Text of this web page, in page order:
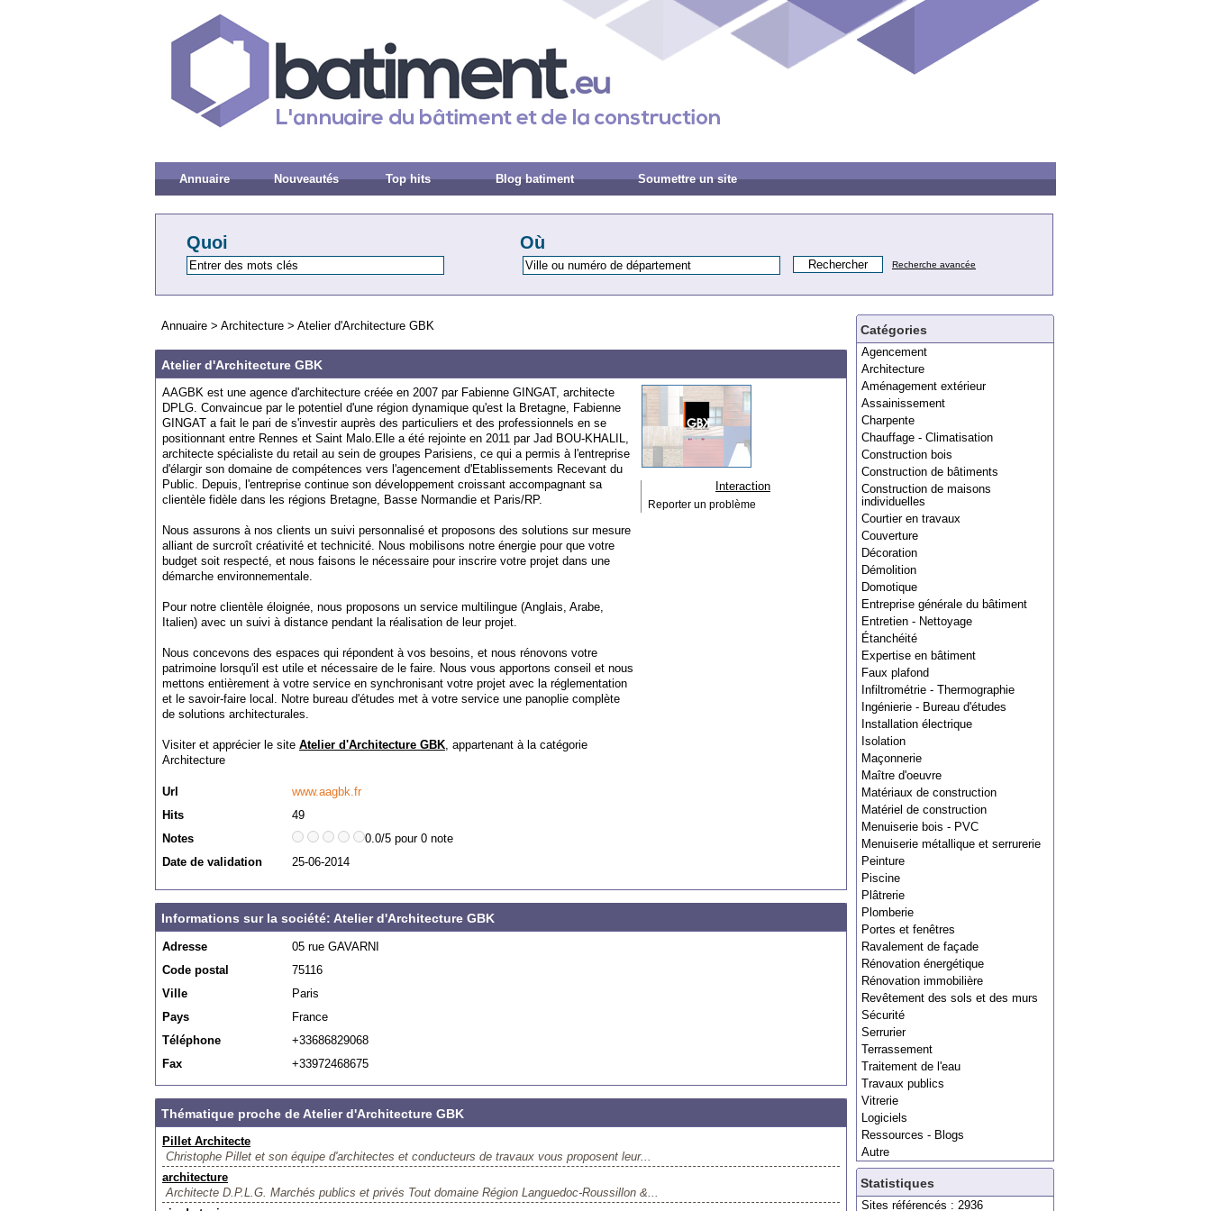
Annuaire Nouveautés Top hits Blog batiment Soumettre un site
Quoi Où
Recherche avancée
Catégories
Agencement
Architecture
Aménagement extérieur
Assainissement
Charpente
Chauffage - Climatisation
Construction bois
Construction de bâtiments
Construction de maisons
individuelles
Courtier en travaux
Couverture
Décoration
Démolition
Domotique
Entreprise générale du bâtiment
Entretien - Nettoyage
Étanchéité
Expertise en bâtiment
Faux plafond
Infiltrométrie - Thermographie
Ingénierie - Bureau d'études
Installation électrique
Isolation
Maçonnerie
Maître d'oeuvre
Matériaux de construction
Matériel de construction
Menuiserie bois - PVC
Menuiserie métallique et serrurerie
Peinture
Piscine
Plâtrerie
Plomberie
Portes et fenêtres
Ravalement de façade
Rénovation énergétique
Rénovation immobilière
Revêtement des sols et des murs
Sécurité
Serrurier
Terrassement
Traitement de l'eau
Travaux publics
Vitrerie
Logiciels
Ressources - Blogs
Autre
Statistiques
Sites référencés : 2936
Annuaire > Architecture > Atelier d'Architecture GBK
Atelier d'Architecture GBK
AAGBK est une agence d'architecture créée en 2007 par Fabienne GINGAT, architecte
DPLG. Convaincue par le potentiel d'une région dynamique qu'est la Bretagne, Fabienne
GINGAT a fait le pari de s'investir auprès des particuliers et des professionnels en se
positionnant entre Rennes et Saint Malo.Elle a été rejointe en 2011 par Jad BOU-KHALIL,
architecte spécialiste du retail au sein de groupes Parisiens, ce qui a permis à l'entreprise
d'élargir son domaine de compétences vers l'agencement d'Etablissements Recevant du
Public. Depuis, l'entreprise continue son développement croissant accompagnant sa
clientèle fidèle dans les régions Bretagne, Basse Normandie et Paris/RP.
Nous assurons à nos clients un suivi personnalisé et proposons des solutions sur mesure
alliant de surcroît créativité et technicité. Nous mobilisons notre énergie pour que votre
budget soit respecté, et nous faisons le nécessaire pour inscrire votre projet dans une
démarche environnementale.
Pour notre clientèle éloignée, nous proposons un service multilingue (Anglais, Arabe,
Italien) avec un suivi à distance pendant la réalisation de leur projet.
Nous concevons des espaces qui répondent à vos besoins, et nous rénovons votre
patrimoine lorsqu'il est utile et nécessaire de le faire. Nous vous apportons conseil et nous
mettons entièrement à votre service en synchronisant votre projet avec la réglementation
et le savoir-faire local. Notre bureau d'études met à votre service une panoplie complète
de solutions architecturales.
Visiter et apprécier le site Atelier d'Architecture GBK, appartenant à la catégorie
Architecture
Url
www.aagbk.fr
Hits
49
Notes
0.0/5 pour 0 note
Date de validation
25-06-2014
Interaction
Reporter un problème
Informations sur la société: Atelier d'Architecture GBK
Adresse
05 rue GAVARNI
Code postal
75116
Ville
Paris
Pays
France
Téléphone
+33686829068
Fax
+33972468675
Thématique proche de Atelier d'Architecture GBK
Pillet Architecte
Christophe Pillet et son équipe d'architectes et conducteurs de travaux vous proposent leur...
architecture
Architecte D.P.L.G. Marchés publics et privés Tout domaine Région Languedoc-Roussillon &...